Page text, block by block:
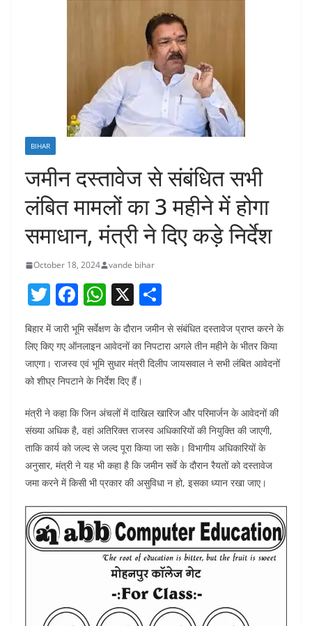
BIHAR
जमीन दस्तावेज से संबंधित सभी
लंबित मामलों का 3 महीने में होगा
समाधान, मंत्री ने दिए कड़े निर्देश
October 18, 2024 vande bihar
T
w
itt
er
F
a
c
e
b
o
o
k
W
h
at
s
A
p
p
X
h
ar
e
बिहार में जारी भूमि सर्वेक्षण के दौरान जमीन से संबंधित दस्तावेज प्राप्त करने के
लिए किए गए ऑनलाइन आवेदनों का निपटारा अगले तीन महीने के भीतर किया
जाएगा। राजस्व एवं भूमि सुधार मंत्री दिलीप जायसवाल ने सभी लंबित आवेदनों
को शीघ्र निपटाने के निर्देश दिए हैं।
मंत्री ने कहा कि जिन अंचलों में दाखिल खारिज और परिमार्जन के आवेदनों की
संख्या अधिक है, वहां अतिरिक्त राजस्व अधिकारियों की नियुक्ति की जाएगी,
ताकि कार्य को जल्द से जल्द पूरा किया जा सके। विभागीय अधिकारियों के
अनुसार, मंत्री ने यह भी कहा है कि जमीन सर्वे के दौरान रैयतों को दस्तावेज
जमा करने में किसी भी प्रकार की असुविधा न हो, इसका ध्यान रखा जाए।